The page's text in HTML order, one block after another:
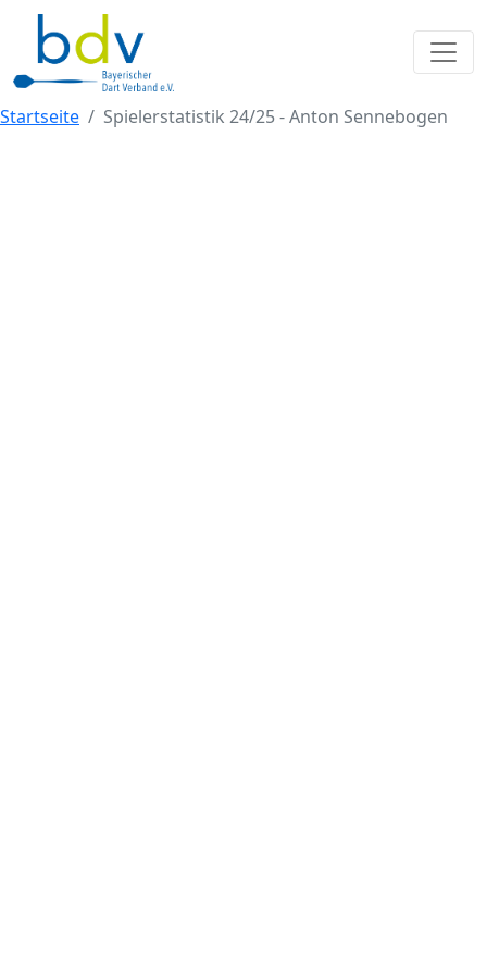
Startseite Spielerstatistik 24/25 - Anton Sennebogen